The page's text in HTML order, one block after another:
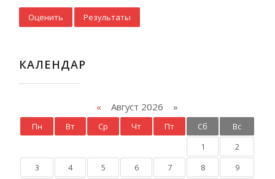
КАЛЕНДАР
« Август 2026 »
Пн Вт Ср Чт Пт Сб
Вс
1
2
3
4 5 6 7 8
9